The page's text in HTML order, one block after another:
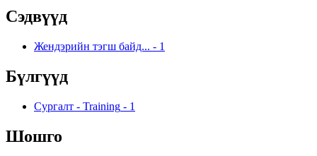
Сэдвүүд
Жендэрийн тэгш байд... - 1
Бүлгүүд
Сургалт - Training - 1
Шошго